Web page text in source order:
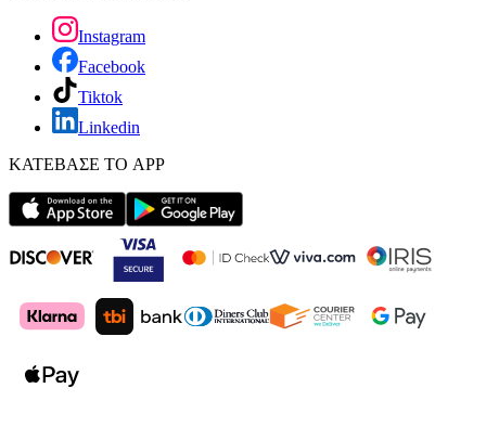
Instagram
Facebook
Tiktok
Linkedin
ΚΑΤΕΒΑΣΕ ΤΟ APP